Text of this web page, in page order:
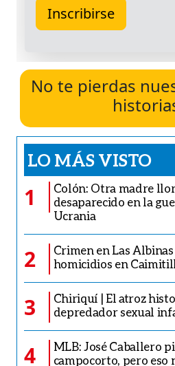
No te pierdas
LO MÁS VISTO
1
Colón: Otra madre
desaparecido en la
Ucrania
2
Crimen en Las
homicidios en
3
Chiriquí | El atroz
depredador sexual
4
MLB: José Caballero
campocorto, pero eso